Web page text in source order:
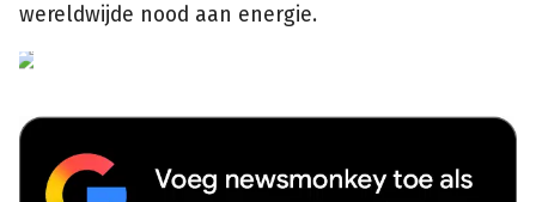
wereldwijde nood aan energie.
Getty
Images